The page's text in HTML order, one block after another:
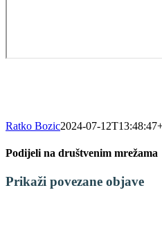
Ratko Bozic2024-07-
Podijeli na društvenim mrežama
Facebook
X
LinkedIn
WhatsApp
Tumblr
Pinterest
Email:
Prikaži povezane objave